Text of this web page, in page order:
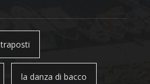
traposti
la danza di bacco